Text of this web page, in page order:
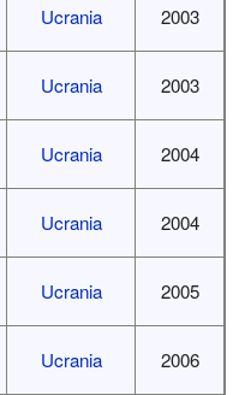
Ucrania 2003
Ucrania 2003
Ucrania 2004
Ucrania 2004
Ucrania 2005
Ucrania 2006